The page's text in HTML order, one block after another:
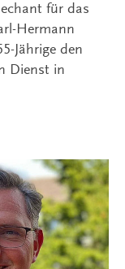
für das
Hermann
Jährige den
Dienst in